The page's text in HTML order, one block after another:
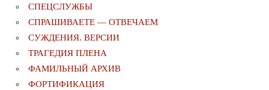
СПЕЦСЛУЖБЫ
СПРАШИВАЕТЕ — ОТВЕЧАЕМ
СУЖДЕНИЯ. ВЕРСИИ
ТРАГЕДИЯ ПЛЕНА
ФАМИЛЬНЫЙ АРХИВ
ФОРТИФИКАЦИЯ